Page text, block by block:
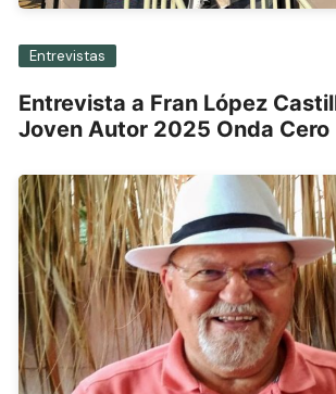
Entrevistas
Entrevista a Fran López
Joven Autor 2025 Onda Cero